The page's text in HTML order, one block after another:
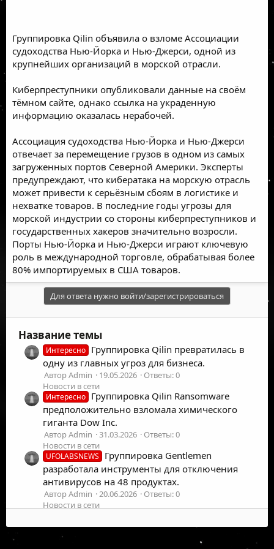
Группировка Qilin объявила о взломе Ассоциации
судоходства Нью-Йорка и Нью-Джерси, одной из
крупнейших организаций в морской отрасли.
Киберпреступники опубликовали данные на своём
тёмном сайте, однако ссылка на украденную
информацию оказалась нерабочей.
Ассоциация судоходства Нью-Йорка и Нью-Джерси
отвечает за перемещение грузов в одном из самых
загруженных портов Северной Америки. Эксперты
предупреждают, что кибератака на морскую отрасль
может привести к серьёзным сбоям в логистике и
нехватке товаров. В последние годы угрозы для
морской индустрии со стороны киберпреступников и
государственных хакеров значительно возросли.
Порты Нью-Йорка и Нью-Джерси играют ключевую
роль в международной торговле, обрабатывая более
80% импортируемых в США товаров.
Для ответа нужно войти/зарегистрироваться
Название темы
Интересно Группировка Qilin превратилась в
одну из главных угроз для бизнеса.
Автор Admin 19.05.2026
Ответы: 0
Новости в сети
Интересно Группировка Qilin Ransomware
предположительно взломала химического
гиганта Dow Inc.
Автор Admin 31.03.2026
Ответы: 0
Новости в сети
UFOLABSNEWS
Группировка Gentlemen
разработала инструменты для отключения
антивирусов на 48 продуктах.
Автор Admin 20.06.2026
Ответы: 0
Новости в сети
телефонные звонки и личные визиты для
кражи данных в США.UFOLabs. Все права защищены.